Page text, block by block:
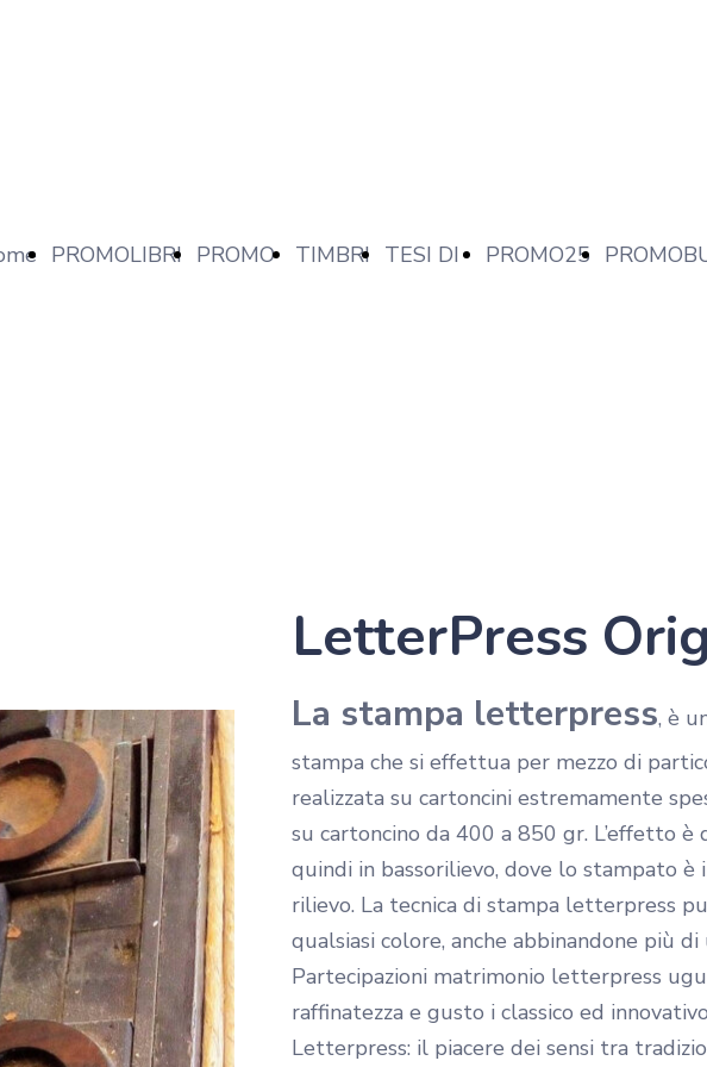
PROMOLIBRI
PRIMA
PROMO
NOZZE
TIMBRI
da
TESI DI
LAUREA
PROMO25
LetterPress
La stampa letterpress, è
stampa che si effettua per mezzo di
realizzata su cartoncini estremamente
su cartoncino da 400 a 850 gr. L’effetto
quindi in bassorilievo, dove lo stampato è
rilievo. La tecnica di stampa letterpress
qualsiasi colore, anche abbinandone più di
Partecipazioni matrimonio letterpress
raffinatezza e gusto i classico ed
Letterpress: il piacere dei sensi tra